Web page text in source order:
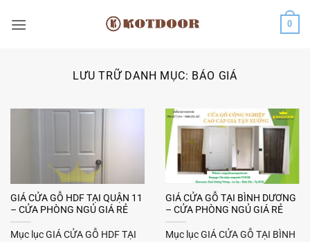
qua
0
LƯU TRỮ DANH MỤC: BÁO GIÁ
GIÁ CỬA GỖ HDF TẠI QUẬN 11
– CỬA PHÒNG NGỦ GIÁ RẺ
Mục lục GIÁ CỬA GỖ HDF TẠI
GIÁ CỬA GỖ TẠI BÌNH DƯƠNG
– CỬA PHÒNG NGỦ GIÁ RẺ
Mục lục GIÁ CỬA GỖ TẠI BÌNH